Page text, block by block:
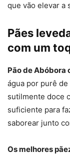
que vão elevar a
Pães
com um
Pão de Abóbora
água por purê
sutilmente doce
suficiente para
saborear junto
Os melhores